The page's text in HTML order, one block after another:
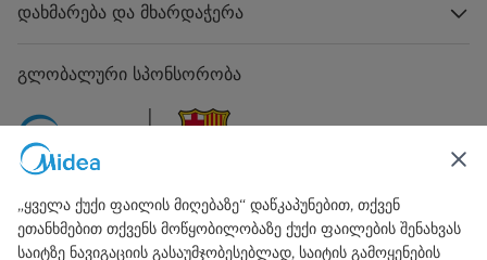
დახმარება და მხარდაჭერა
გლობალური სპონსორობა
დაკავშირება ჩვენთან
„ყველა ქუქი ფაილის მიღებაზე“ დაწკაპუნებით, თქვენ
ეთანხმებით თქვენს მოწყობილობაზე ქუქი ფაილების შენახვას
საიტზე ნავიგაციის გასაუმჯობესებლად, საიტის გამოყენების